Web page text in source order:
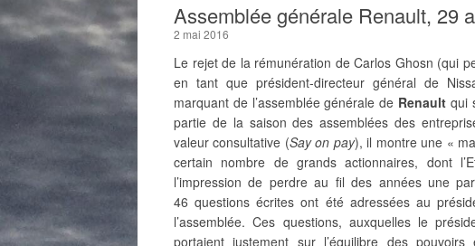
Assemblée générale Renault, 29
2 mai 2016
Le rejet de la rémunération de Carlos Ghosn (qui
en tant que président-directeur général de
marquant de l’assemblée générale de Renault qui
partie de la saison des assemblées des
valeur consultative (Say on pay), il montre une «
certain nombre de grands actionnaires, dont
l’impression de perdre au fil des années une
46 questions écrites ont été adressées au
l’assemblée. Ces questions, auxquelles le
portaient justement sur l’équilibre des